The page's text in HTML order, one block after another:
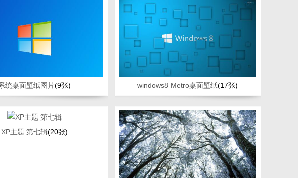
统桌面壁纸图片(9张) windows8 Metro桌面壁纸(17张)
XP主题 第七辑(20张)